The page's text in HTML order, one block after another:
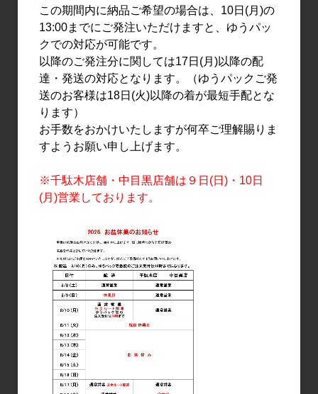
3,500円 1,650円
日本酒
大倉 Limone BIANCO
日本酒
この期間内に納品ご希望の場合は、10日(月)の
13:00までにご発注いただけますと、ゆうパッ
クでの対応が可能です。
以降のご発注分に関しては17日(月)以降の配
達・発送の対応となります。（ゆうパックご発
送のお客様は18日(火)以降の着が最短手配とな
ります）
お手数をおかけいたしますが何卒ご理解賜りま
すようお願い申し上げます。
※千駄木店舗・中目黒店舗は９日(日)・10日
(月)営業しております。